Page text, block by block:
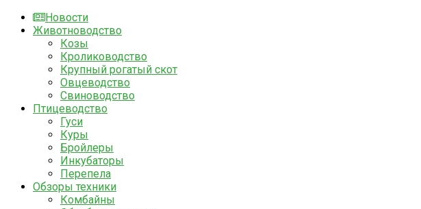
Новости
Животноводство
Козы
Кролиководство
Крупный рогатый скот
Овцеводство
Свиноводство
Птицеводство
Гуси
Куры
Бройлеры
Инкубаторы
Перепела
Обзоры техники
Комбайны